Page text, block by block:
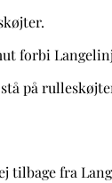
forbi
på
tilbage fra